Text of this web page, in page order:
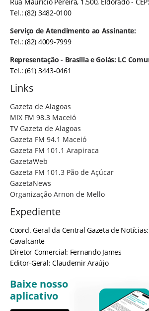
Tel.: (82) 3482-0100
Serviço de Atendimento ao Assinante:
Tel.: (82) 4009-7999
Representação - Brasília e Goiás: LC
Tel.: (61) 3443-0461
Links
Gazeta de Alagoas
MIX FM 98.3 Maceió
TV Gazeta de Alagoas
Gazeta FM 94.1 Maceió
Gazeta FM 101.1 Arapiraca
GazetaWeb
Gazeta FM 101.3 Pão de Açúcar
GazetaNews
Organização Arnon de Mello
Expediente
Coord. Geral da Central Gazeta de
Cavalcante
Diretor Comercial: Fernando James
Editor-Geral: Claudemir Araújo
Baixe nosso
aplicativo